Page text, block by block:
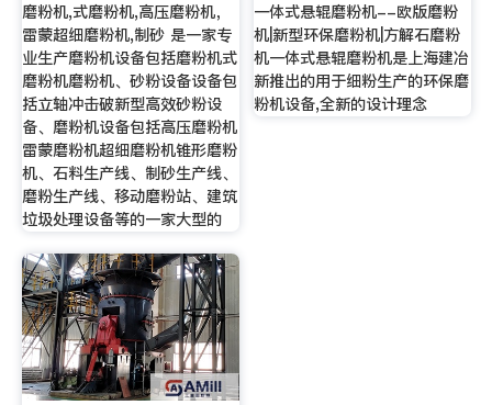
磨粉机,式磨粉机,高压磨粉机，
雷蒙超细磨粉机,制砂 是一家专
业生产磨粉机设备包括磨粉机式
磨粉机磨粉机、砂粉设备设备包
括立轴冲击破新型高效砂粉设
备、磨粉机设备包括高压磨粉机
雷蒙磨粉机超细磨粉机锥形磨粉
机、石料生产线、制砂生产线、
磨粉生产线、移动磨粉站、建筑
垃圾处理设备等的一家大型的
一体式悬辊磨粉机--欧版磨粉
机|新型环保磨粉机|方解石磨粉
机一体式悬辊磨粉机是上海建冶
新推出的用于细粉生产的环保磨
粉机设备,全新的设计理念